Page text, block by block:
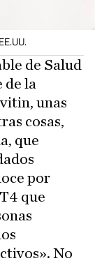
de Salud
de la
unas
cosas,
que
por
que
No